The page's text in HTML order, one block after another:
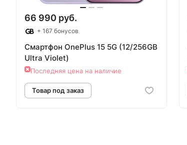
66 990 руб.
+ 167 бонусов
Смартфон OnePlus 15 5G (12/256GB
Ultra Violet)
Последняя цена на наличие